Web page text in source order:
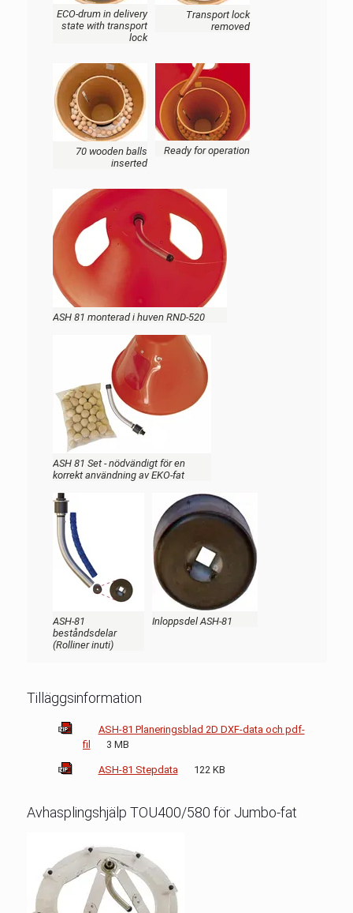
ECO-drum in delivery
state with transport
lock
Transport lock
removed
70 wooden balls
inserted
Ready for operation
ASH 81 monterad i huven RND-520
ASH 81 Set - nödvändigt för en
korrekt användning av EKO-fat
ASH-81
beståndsdelar
(Rolliner inuti)
Inloppsdel ASH-81
Tilläggsinformation
ASH-81 Planeringsblad 2D DXF-data och pdf-
fil
3 MB
ASH-81 Stepdata 122 KB
Avhasplingshjälp TOU400/580 för Jumbo-fat